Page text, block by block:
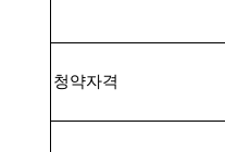
청약자격